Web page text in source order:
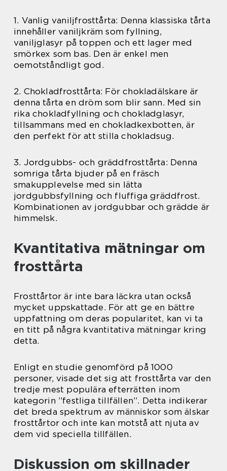
1. Vanlig vaniljfrosttårta: Denna klassiska tårta
innehåller vaniljkräm som fyllning,
vaniljglasyr på toppen och ett lager med
smörkex som bas. Den är enkel men
oemotståndligt god.
2. Chokladfrosttårta: För chokladälskare är
denna tårta en dröm som blir sann. Med sin
rika chokladfyllning och chokladglasyr,
tillsammans med en chokladkexbotten, är
den perfekt för att stilla chokladsug.
3. Jordgubbs- och gräddfrosttårta: Denna
somriga tårta bjuder på en fräsch
smakupplevelse med sin lätta
jordgubbsfyllning och fluffiga gräddfrost.
Kombinationen av jordgubbar och grädde är
himmelsk.
Kvantitativa mätningar om
frosttårta
Frosttårtor är inte bara läckra utan också
mycket uppskattade. För att ge en bättre
uppfattning om deras popularitet, kan vi ta
en titt på några kvantitativa mätningar kring
detta.
Enligt en studie genomförd på 1000
personer, visade det sig att frosttårta var den
tredje mest populära efterrätten inom
kategorin ”festliga tillfällen”. Detta indikerar
det breda spektrum av människor som älskar
frosttårtor och inte kan motstå att njuta av
dem vid speciella tillfällen.
Diskussion om skillnader